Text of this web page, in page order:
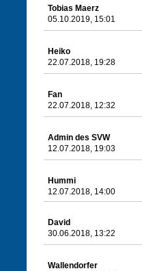
Tobias Maerz
05.10.2019, 15:01
Heiko
22.07.2018, 19:28
Fan
22.07.2018, 12:32
Admin des SVW
12.07.2018, 19:03
Hummi
12.07.2018, 14:00
David
30.06.2018, 13:22
Wallendorfer